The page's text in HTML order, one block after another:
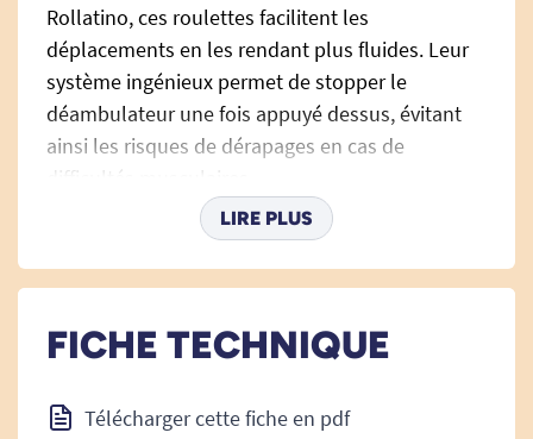
Rollatino, ces roulettes facilitent les
déplacements en les rendant plus fluides. Leur
système ingénieux permet de stopper le
déambulateur une fois appuyé dessus, évitant
ainsi les risques de dérapages en cas de
difficultés musculaires.
Retrouvez le déambulateur Rollatino.
LIRE PLUS
FICHE TECHNIQUE
Télécharger cette fiche en pdf